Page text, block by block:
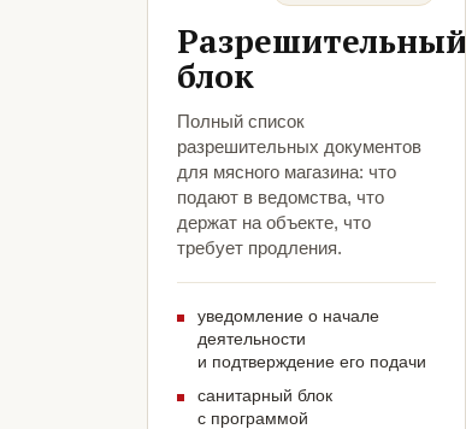
Разрешительный
блок
Полный список
разрешительных документов
для мясного магазина: что
подают в ведомства, что
держат на объекте, что
требует продления.
уведомление о начале
деятельности
и подтверждение его подачи
санитарный блок
с программой